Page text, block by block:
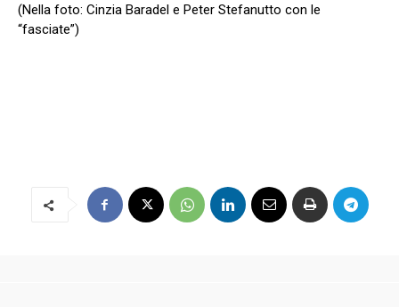
(Nella foto: Cinzia Baradel e Peter Stefanutto con le
“fasciate”)